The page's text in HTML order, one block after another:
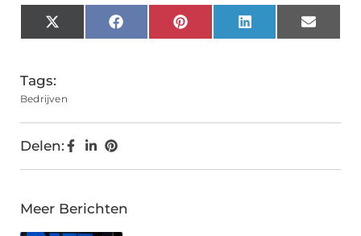
X
(Twitter)
FacebookPinterestLinkedInEmail
Tags:
Bedrijven
Delen:
Meer Berichten